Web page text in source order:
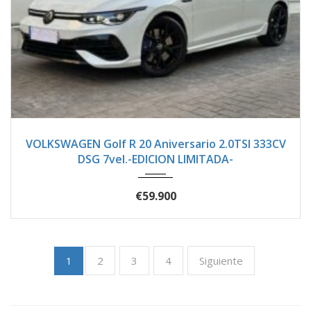
VOLKSWAGEN Golf R 20 Aniversario 2.0TSI 333CV
DSG 7vel.-EDICION LIMITADA-
€59.900
1 2 3 4 Siguiente